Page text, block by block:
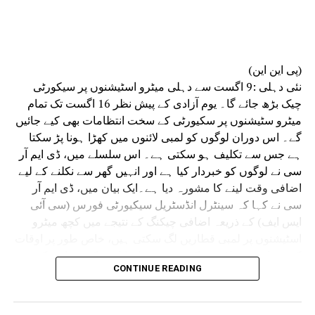
انہوں نے کہا کہ سائنسی تحقیقات موثر فوجداری
نظامِ انصاف کی ریڑھ کی ہڈی ہے۔ وقت پر کی جانے
والی فارنسک تحقیقات سے مقدمات میں ہونے والی
تاخیر کو کم کرنے کے ساتھ ساتھ شہریوں کو جلد
انصاف دلانے میں بھی مدد ملتی ہے۔
(پی این این)
نئی دہلی :9 اگست سے دہلی میٹرو اسٹیشنوں پر سیکورٹی
چیک بڑھ جائے گا۔ یوم آزادی کے پیش نظر 16 اگست تک تمام
میٹرو سٹیشنوں پر سکیورٹی کے سخت انتظامات بھی کیے جائیں
گے۔ اس دوران لوگوں کو لمبی لائنوں میں کھڑا ہونا پڑ سکتا
ہے جس سے تکلیف ہو سکتی ہے۔ اس سلسلے میں، ڈی ایم آر
سی نے لوگوں کو خبردار کیا ہے اور انہیں گھر سے نکلنے کے لیے
اضافی وقت لینے کا مشورہ دیا ہے۔ایک بیان میں، ڈی ایم آر
سی نے کہا کہ سینٹرل انڈسٹریل سیکیورٹی فورس (سی آئی
ایس ایف) کے ذریعہ اضافی چیکنگ کے نتیجے میں کچھ میٹرو
کے دوران۔ مسافروں کو مشورہ دیا جاتا ہے کہ وہ اس کے
مطابق اپنے سفر کی منصوبہ بندی کریں اور اس مدت کے دوران
سوشل میڈیا پلیٹ فارم X پر اس معلومات کا اشتراک
CONTINUE READING